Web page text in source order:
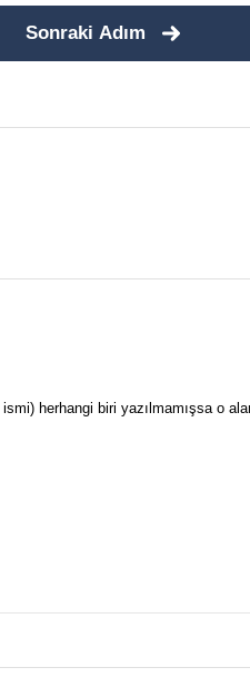
Sonraki Adım
herhangi biri yazılmamışsa o